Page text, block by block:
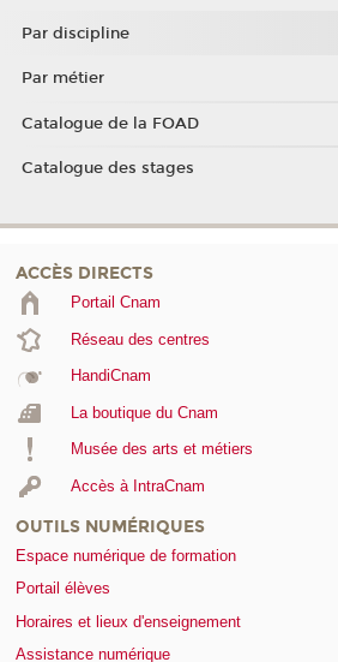
Par discipline
Par métier
Catalogue de la FOAD
Catalogue des stages
ACCÈS DIRECTS
Portail Cnam
Réseau des centres
HandiCnam
La boutique du Cnam
Musée des arts et métiers
Accès à IntraCnam
OUTILS NUMÉRIQUES
Espace numérique de formation
Portail élèves
Horaires et lieux d'enseignement
Assistance numérique